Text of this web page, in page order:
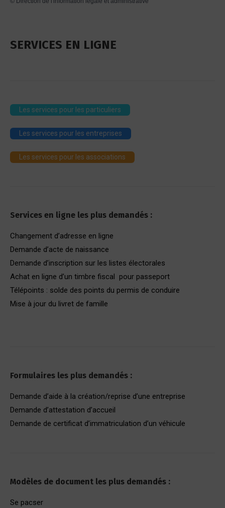
SERVICES EN LIGNE
Les services pour les particuliers
Les services pour les entreprises
Les services pour les associations
Services en ligne les plus demandés :
Changement d’adresse en ligne
Demande d’acte de naissance
Demande d’inscription sur les listes électorales
Achat en ligne d’un timbre fiscal pour passeport
Télépoints : solde des points du permis de conduire
Mise à jour du livret de famille
Formulaires les plus demandés :
Demande d’aide à la création/reprise d’une entreprise
Demande d’attestation d’accueil
Demande de certificat d’immatriculation d’un véhicule
Modèles de document les plus demandés :
Se pacser